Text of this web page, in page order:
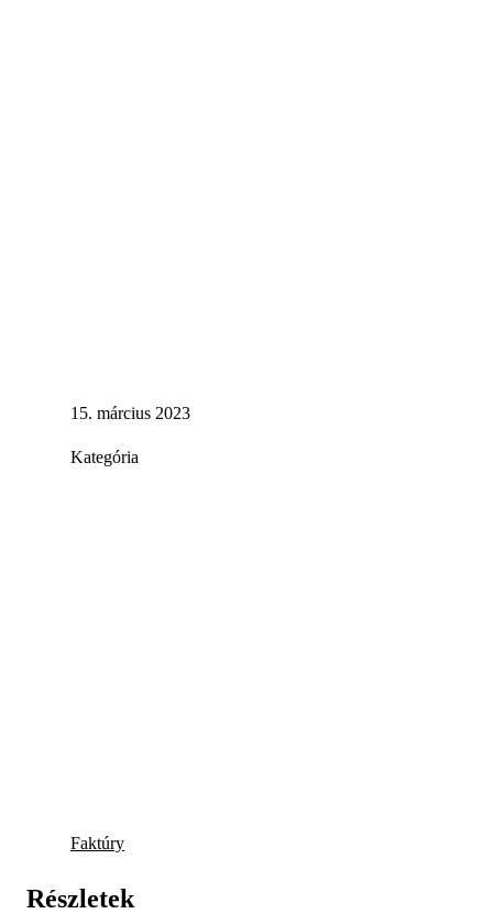
15. március 2023
Kategória
Faktúry
Részletek